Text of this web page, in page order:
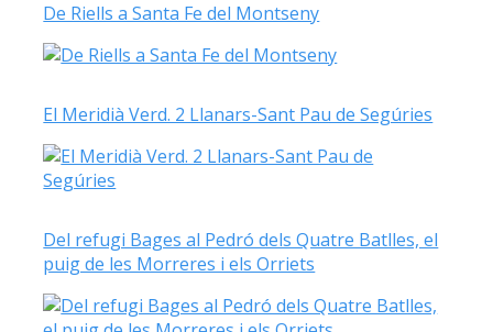
De Riells a Santa Fe del Montseny
El Meridià Verd. 2 Llanars-Sant Pau de Segúries
Del refugi Bages al Pedró dels Quatre Batlles, el
puig de les Morreres i els Orriets